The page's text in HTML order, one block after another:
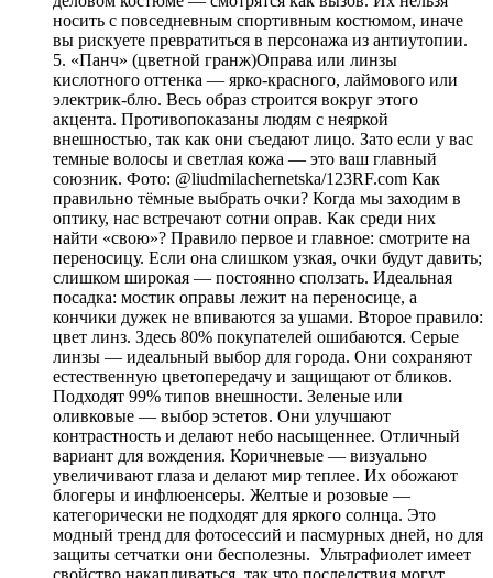
носить с повседневным спортивным костюмом, иначе
вы рискуете превратиться в персонажа из антиутопии.
5. «Панч» (цветной гранж)Оправа или линзы
кислотного оттенка — ярко-красного, лаймового или
электрик-блю. Весь образ строится вокруг этого
акцента. Противопоказаны людям с неяркой
внешностью, так как они съедают лицо. Зато если у вас
темные волосы и светлая кожа — это ваш главный
союзник. Фото: @liudmilachernetska/123RF.com Как
правильно тёмные выбрать очки? Когда мы заходим в
оптику, нас встречают сотни оправ. Как среди них
найти «свою»? Правило первое и главное: смотрите на
переносицу. Если она слишком узкая, очки будут давить;
слишком широкая — постоянно сползать. Идеальная
посадка: мостик оправы лежит на переносице, а
кончики дужек не впиваются за ушами. Второе правило:
цвет линз. Здесь 80% покупателей ошибаются. Серые
линзы — идеальный выбор для города. Они сохраняют
естественную цветопередачу и защищают от бликов.
Подходят 99% типов внешности. Зеленые или
оливковые — выбор эстетов. Они улучшают
контрастность и делают небо насыщеннее. Отличный
вариант для вождения. Коричневые — визуально
увеличивают глаза и делают мир теплее. Их обожают
блогеры и инфлюенсеры. Желтые и розовые —
категорически не подходят для яркого солнца. Это
модный тренд для фотосессий и пасмурных дней, но для
защиты сетчатки они бесполезны. Ультрафиолет имеет
свойство накапливаться, так что последствия могут